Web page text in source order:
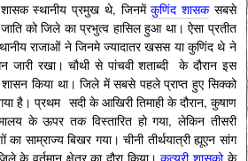
शासक स्थानीय प्रमुख थे, जिनमेंकुणिंद शासकसबसे
को जिले का प्रभुत्व हासिल हुआ था। ऐसा प्रतीत
राजाओं ने जिनमे ज्यादातर खसस या कुणिंद थे ने
जारी रखा। चौथी से पांचवी शताब्दी के दौरान इस
किया था। जिले में सबसे पहले प्राप्त हुए सिक्को
है। प्रथम सदी के आखिरी तिमाही के दौरान, कुषाण
के ऊपर तक विस्तारित हो गया, लेकिन तीसरी
का साम्राज्य बिखर गया। चीनी तीर्थयात्री ह्यूएन सांग